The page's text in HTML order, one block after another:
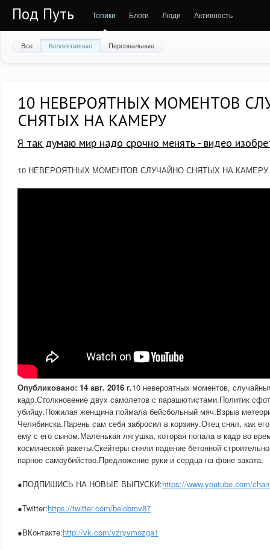
Под Путь Топики Блоги Люди Активность
Все Коллективные Персональные
10 НЕВЕРОЯТНЫХ МОМЕНТОВ
СНЯТЫХ НА КАМЕРУ
Я так думаю мир надо срочно менять - видео
10 НЕВЕРОЯТНЫХ МОМЕНТОВ СЛУЧАЙНО СНЯТЫХ НА КАМЕРУ
Опубликовано: 14 авг. 2016 г.10 невероятных моментов,
кадр.Столкновение двух самолетов с парашютистами.Политик
убийцу.Пожилая женщина поймала бейсбольный мяч.Взрыв
Челябинска.Парень сам себя забросил в корзину.Отец снял, как
ему с его сыном.Маленькая лягушка, которая попала в кадр во
космической ракеты.Скейтеры сняли падение бетонной
парное самоубийство.Предложение руки и сердца на фоне заката.
●ПОДПИШИСЬ НА НОВЫЕ ВЫПУСКИ:https://www.youtube.com/
●Twitter:https://twitter.com/belobrov87
●ВКонтакте:http://vk.com/vzryvmozga1